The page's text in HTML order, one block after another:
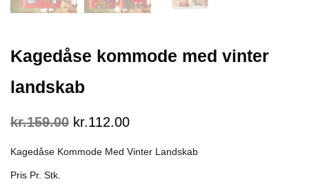
Kagedåse kommode med vinter
landskab
kr.159.00 kr.112.00
Kagedåse Kommode Med Vinter Landskab
Pris Pr. Stk.